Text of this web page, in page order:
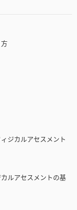
ジカルアセスメント
ルアセスメントの基